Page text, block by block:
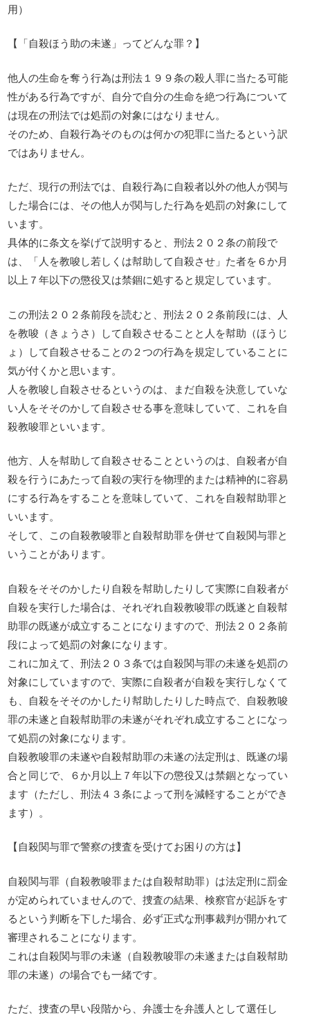
用）
【「自殺ほう助の未遂」ってどんな罪？】
他人の生命を奪う行為は刑法１９９条の殺人罪に当たる可能
性がある行為ですが、自分で自分の生命を絶つ行為について
は現在の刑法では処罰の対象にはなりません。
そのため、自殺行為そのものは何かの犯罪に当たるという訳
ではありません。
ただ、現行の刑法では、自殺行為に自殺者以外の他人が関与
した場合には、その他人が関与した行為を処罰の対象にして
います。
具体的に条文を挙げて説明すると、刑法２０２条の前段で
は、「人を教唆し若しくは幇助して自殺させ」た者を６か月
以上７年以下の懲役又は禁錮に処すると規定しています。
この刑法２０２条前段を読むと、刑法２０２条前段には、人
を教唆（きょうさ）して自殺させることと人を幇助（ほうじ
ょ）して自殺させることの２つの行為を規定していることに
気が付くかと思います。
人を教唆し自殺させるというのは、まだ自殺を決意していな
い人をそそのかして自殺させる事を意味していて、これを自
殺教唆罪といいます。
他方、人を幇助して自殺させることというのは、自殺者が自
殺を行うにあたって自殺の実行を物理的または精神的に容易
にする行為をすることを意味していて、これを自殺幇助罪と
いいます。
そして、この自殺教唆罪と自殺幇助罪を併せて自殺関与罪と
いうことがあります。
自殺をそそのかしたり自殺を幇助したりして実際に自殺者が
自殺を実行した場合は、それぞれ自殺教唆罪の既遂と自殺幇
助罪の既遂が成立することになりますので、刑法２０２条前
段によって処罰の対象になります。
これに加えて、刑法２０３条では自殺関与罪の未遂を処罰の
対象にしていますので、実際に自殺者が自殺を実行しなくて
も、自殺をそそのかしたり幇助したりした時点で、自殺教唆
罪の未遂と自殺幇助罪の未遂がそれぞれ成立することになっ
て処罰の対象になります。
自殺教唆罪の未遂や自殺幇助罪の未遂の法定刑は、既遂の場
合と同じで、６か月以上７年以下の懲役又は禁錮となってい
ます（ただし、刑法４３条によって刑を減軽することができ
ます）。
【自殺関与罪で警察の捜査を受けてお困りの方は】
自殺関与罪（自殺教唆罪または自殺幇助罪）は法定刑に罰金
が定められていませんので、捜査の結果、検察官が起訴をす
るという判断を下した場合、必ず正式な刑事裁判が開かれて
審理されることになります。
これは自殺関与罪の未遂（自殺教唆罪の未遂または自殺幇助
罪の未遂）の場合でも一緒です。
ただ、捜査の早い段階から、弁護士を弁護人として選任し